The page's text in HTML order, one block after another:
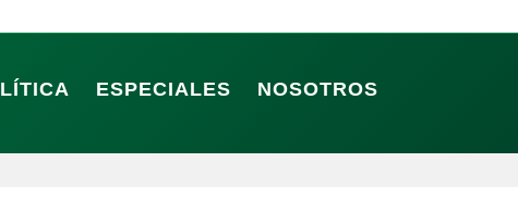
ESPECIALES
NOSOTROS